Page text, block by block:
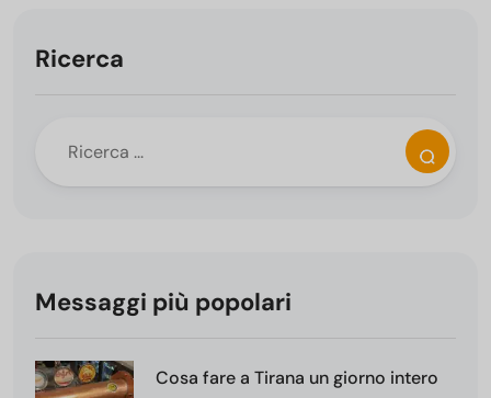
Ricerca
Messaggi più popolari
Cosa fare a Tirana un giorno intero